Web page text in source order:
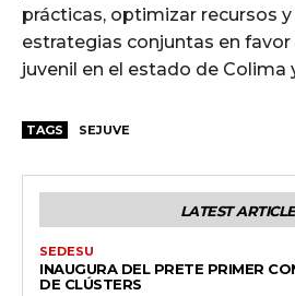
prácticas, optimizar recursos
estrategias conjuntas en
juvenil en el estado de Colima
TAGS SEJUVE
LATEST
SEDESU
INAUGURA DEL PRETE PRIMER
DE CLÚSTERS